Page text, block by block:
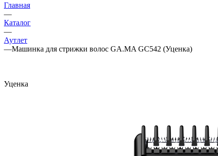
Главная
—
Каталог
—
Аутлет
—Машинка для стрижки волос GA.MA GC542 (Уценка)
Уценка